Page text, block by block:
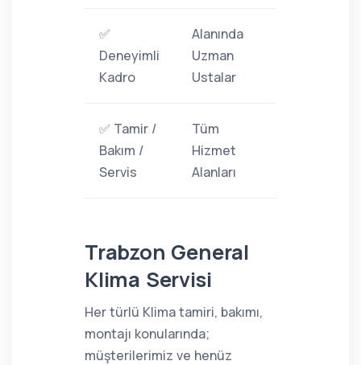
✅
Deneyimli
Kadro
Alanında
Uzman
Ustalar
✅ Tamir /
Bakım /
Servis
Tüm
Hizmet
Alanları
Trabzon General
Klima Servisi
Her türlü Klima tamiri, bakımı,
montajı konularında;
müşterilerimiz ve henüz